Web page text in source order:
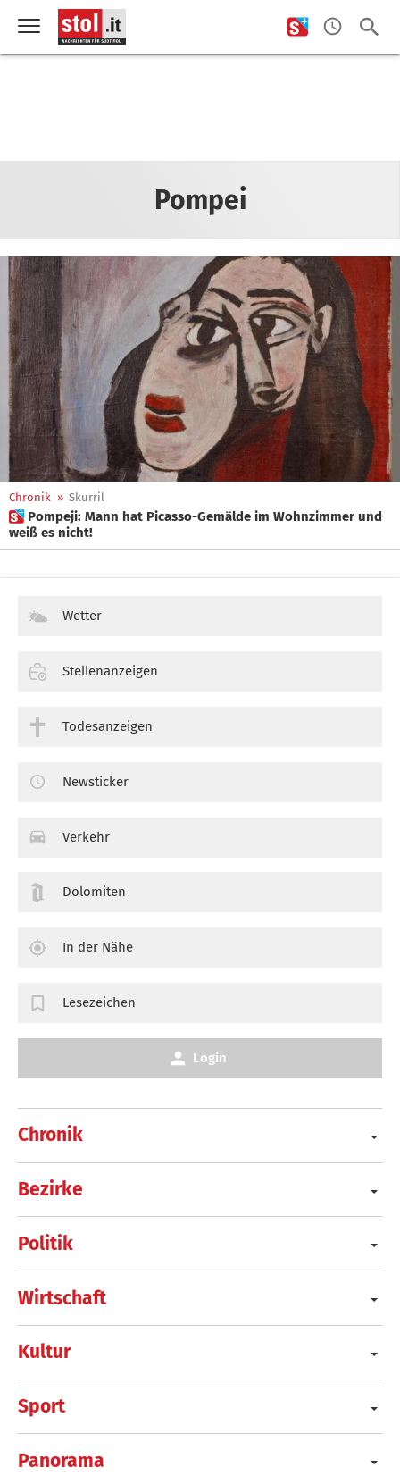
Pompei
Chronik » Skurril
 Pompeji: Mann hat Picasso-Gemälde im Wohnzimmer und
weiß es nicht!
Chronik
Bezirke
Politik
Wirtschaft
Kultur
Sport
Panorama
Wetter
Stellenanzeigen
Todesanzeigen
Newsticker
Verkehr
Dolomiten
In der Nähe
Lesezeichen
Login